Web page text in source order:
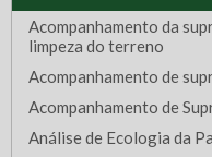
Acompanhamento da
limpeza do terreno
Acompanhamento de
Acompanhamento de
Análise de Ecologia da